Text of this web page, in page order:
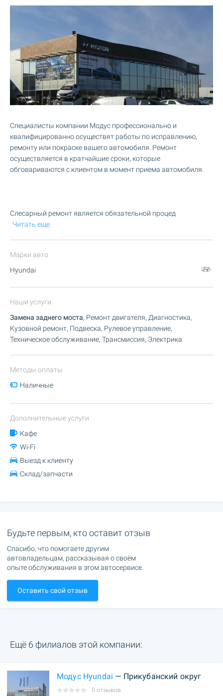
Специалисты компании Модус профессионально и
квалифицированно осуществят работы по исправлению,
ремонту или покраске вашего автомобиля. Ремонт
осуществляется в кратчайшие сроки, которые
обговариваются с клиентом в момент приема автомобиля.
Слесарный ремонт является обязательной процед
Читать еще
Марки авто
Hyundai
Наши услуги
Замена заднего моста, Ремонт двигателя, Диагностика,
Кузовной ремонт, Подвеска, Рулевое управление,
Техническое обслуживание, Трансмиссия, Электрика
Методы оплаты
Наличные
Дополнительные услуги
Кафе
Wi-Fi
Выезд к клиенту
Склад/запчасти
Будьте первым, кто оставит отзыв
Спасибо, что помогаете другим
автовладельцам, рассказывая о своём
опыте обслуживания в этом автосервисе.
Оставить свой отзыв
Ещё 6 филиалов этой компании:
Модус Hyundai — Прикубанский округ
0 отзывов